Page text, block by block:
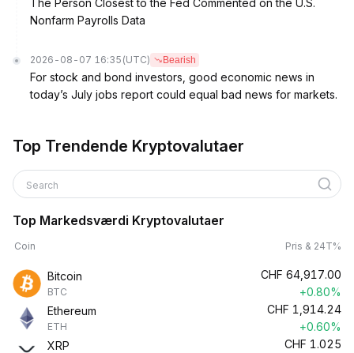
The Person Closest to the Fed Commented on the U.S.
Nonfarm Payrolls Data
2026-08-07 16:35 (UTC) Bearish
For stock and bond investors, good economic news in
today’s July jobs report could equal bad news for markets.
Top Trendende Kryptovalutaer
Search
Top Markedsværdi Kryptovalutaer
Coin Pris & 24T%
Bitcoin
BTC
CHF 64,917.00
+0.80%
Ethereum
ETH
CHF 1,914.24
+0.60%
XRP
CHF 1.025